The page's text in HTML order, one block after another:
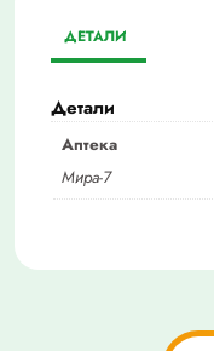
ДЕТАЛИ
Детали
Аптека
Мира-7